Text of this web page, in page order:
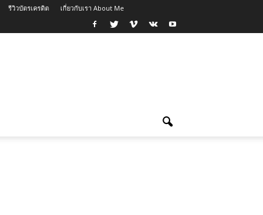
รีวิวบัตรเครดิต เกี่ยวกับเรา About Me